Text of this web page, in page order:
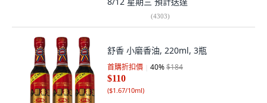
(4303)
舒香 小磨香油, 220ml, 3瓶
首購折扣價 40%$184
$110
($1.67/10ml)